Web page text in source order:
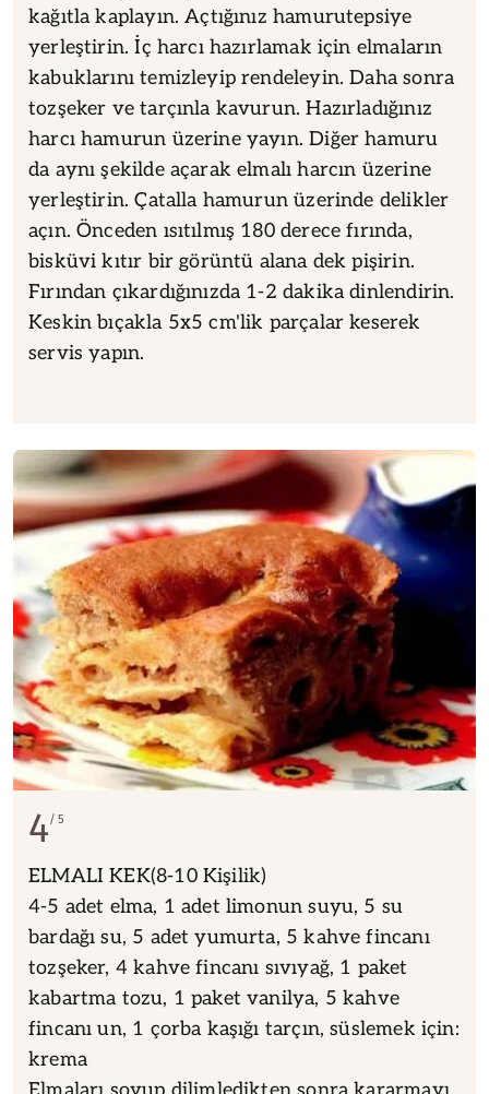
kağıtla kaplayın. Açtığınız hamurutepsiye
yerleştirin. İç harcı hazırlamak için elmaların
kabuklarını temizleyip rendeleyin. Daha sonra
tozşeker ve tarçınla kavurun. Hazırladığınız
harcı hamurun üzerine yayın. Diğer hamuru
da aynı şekilde açarak elmalı harcın üzerine
yerleştirin. Çatalla hamurun üzerinde delikler
açın. Önceden ısıtılmış 180 derece fırında,
bisküvi kıtır bir görüntü alana dek pişirin.
Fırından çıkardığınızda 1-2 dakika dinlendirin.
Keskin bıçakla 5x5 cm'lik parçalar keserek
servis yapın.
4 5
ELMALI KEK(8-10 Kişilik)
4-5 adet elma, 1 adet limonun suyu, 5 su
bardağı su, 5 adet yumurta, 5 kahve fincanı
tozşeker, 4 kahve fincanı sıvıyağ, 1 paket
kabartma tozu, 1 paket vanilya, 5 kahve
fincanı un, 1 çorba kaşığı tarçın, süslemek için:
krema